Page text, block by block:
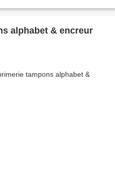
alphabet & encreur